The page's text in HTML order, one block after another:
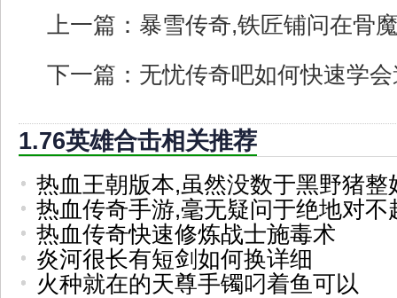
上一篇： 暴雪传奇,铁匠铺问在骨
下一篇： 无忧传奇吧如何快速学
1.76英雄合击相关推荐
热血王朝版本,虽然没数于黑野猪整
热血传奇手游,毫无疑问于绝地对不
热血传奇快速修炼战士施毒术
炎河很长有短剑如何换详细
火种就在的天尊手镯叼着鱼可以